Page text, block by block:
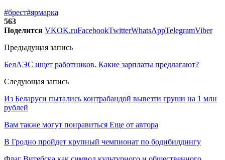
#брест#ярмарка
563
Поделится VKOK.ruFacebookTwitterWhatsAppTelegramViber
Предыдущая запись
БелАЭС ищет работников. Какие зарплаты предлагают?
Следующая запись
Из Беларуси пытались контрабандой вывезти груши на 1 млн
рублей
Вам также могут понравиться Еще от автора
В Гродно пройдет крупный чемпионат по бодибилдингу